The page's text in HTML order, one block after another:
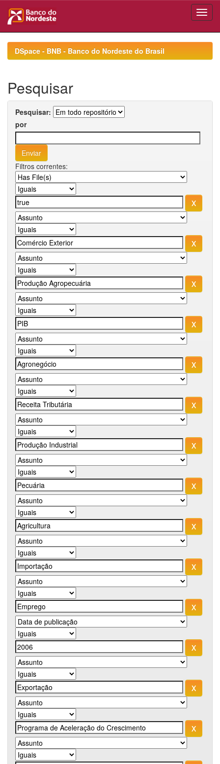
navigationDSpace - BNB - Banco do Nordeste do Brasil
Pesquisar
Pesquisar:
por
Filtros correntes: